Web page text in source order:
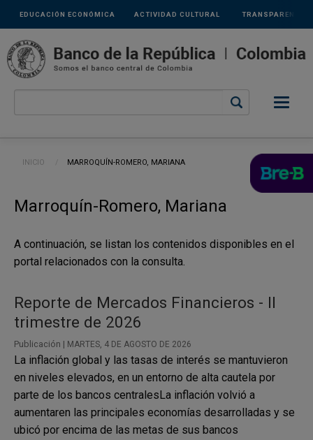
Pasar al contenido principal
Links
secundarios
ACTIVIDAD CULTURAL
EDUCACIÓN ECONÓMICA TRANSPARENCIA
Ruta de navegación
INICIO CURRENT:
MARROQUÍN-ROMERO, MARIANA
Marroquín-Romero, Mariana
A continuación, se listan los contenidos disponibles en el
portal relacionados con la consulta.
Reporte de Mercados Financieros - II
trimestre de 2026
Publicación | MARTES, 4 DE AGOSTO DE 2026
La inflación global y las tasas de interés se mantuvieron
en niveles elevados, en un entorno de alta cautela por
parte de los bancos centralesLa inflación volvió a
aumentaren las principales economías desarrolladas y se
ubicó por encima de las metas de sus bancos